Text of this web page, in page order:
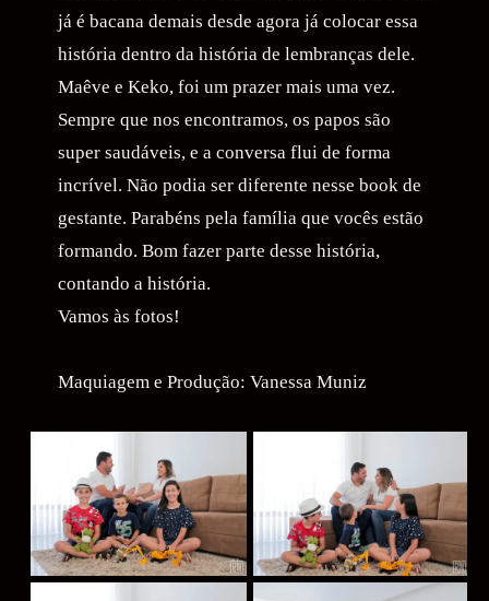
já é bacana demais desde agora já colocar essa
história dentro da história de lembranças dele.
Maêve e Keko, foi um prazer mais uma vez.
Sempre que nos encontramos, os papos são
super saudáveis, e a conversa flui de forma
incrível. Não podia ser diferente nesse book de
gestante. Parabéns pela família que vocês estão
formando. Bom fazer parte desse história,
contando a história.
Vamos às fotos!
Maquiagem e Produção: Vanessa Muniz